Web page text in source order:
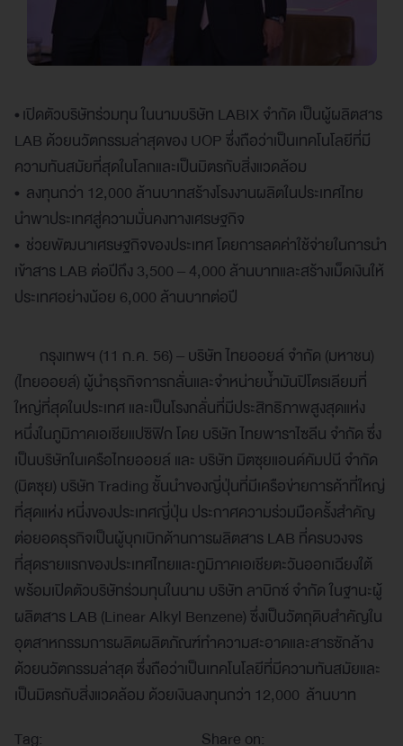
• เปิดตัวบริษัทร่วมทุน ในนามบริษัท LABIX จำกัด เป็นผู้ผลิตสาร
LAB ด้วยนวัตกรรมล่าสุดของ UOP ซึ่งถือว่าเป็นเทคโนโลยีที่มี
ความทันสมัยที่สุดในโลกและเป็นมิตรกับสิ่งแวดล้อม
• ลงทุนกว่า 12,000 ล้านบาทสร้างโรงงานผลิตในประเทศไทย
นำพาประเทศสู่ความมั่นคงทางเศรษฐกิจ
• ช่วยพัฒนาเศรษฐกิจของประเทศ โดยการลดค่าใช้จ่ายในการนำ
เข้าสาร LAB ต่อปีถึง 3,500 – 4,000 ล้านบาทและสร้างเม็ดเงินให้
ประเทศอย่างน้อย 6,000 ล้านบาทต่อปี
กรุงเทพฯ (11 ก.ค. 56) – บริษัท ไทยออยล์ จำกัด (มหาชน)
(ไทยออยล์) ผู้นำธุรกิจการกลั่นและจำหน่ายน้ำมันปิโตรเลียมที่
ใหญ่ที่สุดในประเทศ และเป็นโรงกลั่นที่มีประสิทธิภาพสูงสุดแห่ง
หนึ่งในภูมิภาคเอเชียแปซิฟิก โดย บริษัท ไทยพาราไซลีน จำกัด ซึ่ง
เป็นบริษัทในเครือไทยออยล์ และ บริษัท มิตซุยแอนด์คัมปนี จำกัด
(มิตซุย) บริษัท Trading ชั้นนำของญี่ปุ่นที่มีเครือข่ายการค้าที่ใหญ่
ที่สุดแห่ง หนี่งของประเทศญี่ปุ่น ประกาศความร่วมมือครั้งสำคัญ
ต่อยอดธุรกิจเป็นผู้บุกเบิกด้านการผลิตสาร LAB ที่ครบวงจร
ที่สุดรายแรกของประเทศไทยและภูมิภาคเอเชียตะวันออกเฉียงใต้
พร้อมเปิดตัวบริษัทร่วมทุนในนาม บริษัท ลาบิกซ์ จำกัด ในฐานะผู้
ผลิตสาร LAB (Linear Alkyl Benzene) ซึ่งเป็นวัตถุดิบสำคัญใน
อุตสาหกรรมการผลิตผลิตภัณฑ์ทำความสะอาดและสารซักล้าง
ด้วยนวัตกรรมล่าสุด ซึ่งถือว่าเป็นเทคโนโลยีที่มีความทันสมัยและ
เป็นมิตรกับสิ่งแวดล้อม ด้วยเงินลงทุนกว่า 12,000 ล้านบาท
Tag:
Share on: